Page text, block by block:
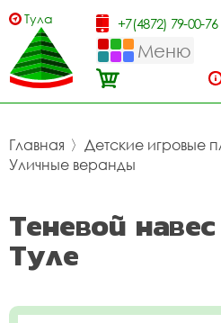
Тула +7(4872) 79-00-76
Меню
Главная 〉 Детские игровые
Уличные веранды
Теневой
Туле